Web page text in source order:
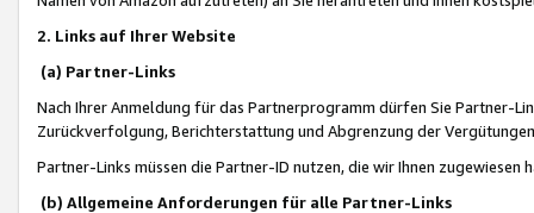
2. Links auf Ihrer Website
(a) Partner-Links
Nach Ihrer Anmeldung für das Partnerprogramm dürfen Sie Partner-
Zurückverfolgung, Berichterstattung und Abgrenzung der
Partner-Links müssen die Partner-ID nutzen, die wir Ihnen zugewiesen
(b) Allgemeine Anforderungen für alle Partner-Links